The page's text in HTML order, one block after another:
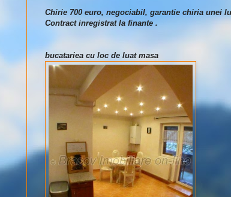
Chirie 700 euro, negociabil, garantie chiria unei
Contract inregistrat la finante .
bucatariea cu loc de luat masa